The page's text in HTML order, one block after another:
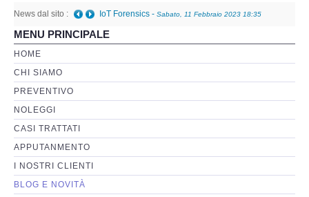
Perizia Rete dati
Perizia Basi di Dati
Perizia Immagini e Video
Perzia su Software/Programmi
Perizia Fonica e Trascrizioni
Perizia su Social Network
News dal sito : Telefono danneggiato posso recuperare i dati anche
a fini giudiziari?
MENU PRINCIPALE
HOME
CHI SIAMO
PREVENTIVO
NOLEGGI
CASI TRATTATI
APPUTANMENTO
I NOSTRI CLIENTI
BLOG E NOVITÀ